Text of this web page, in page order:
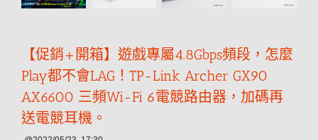
【促銷+開箱】遊戲專屬4.8Gbps頻段，怎麼
Play都不會LAG！TP-Link Archer GX90
AX6600 三頻Wi-Fi 6電競路由器，加碼再
送電競耳機。